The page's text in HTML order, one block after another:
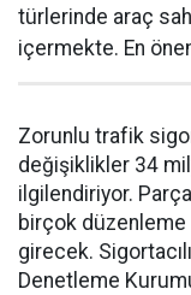
türlerinde araç
içermekte. En
Zorunlu trafik
değişiklikler 34
ilgilendiriyor.
birçok
girecek.
Denetleme